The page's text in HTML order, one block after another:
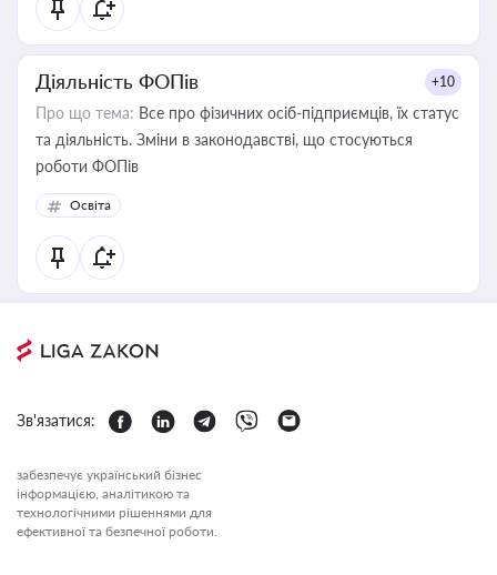
Діяльність ФОПів +10
Про що тема: Все про фізичних осіб-підприємців, їх статус
та діяльність. Зміни в законодавстві, що стосуються
роботи ФОПів
Освіта
Зв'язатися:
забезпечує український бізнес
інформацією, аналітикою та
технологічними рішеннями для
ефективної та безпечної роботи.